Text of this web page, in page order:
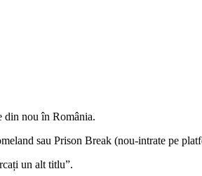
din nou în România.
sau Prison Break (nou-intrate pe
un alt titlu”.